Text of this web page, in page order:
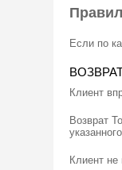
Если по
Клиент
Возврат
Клиент